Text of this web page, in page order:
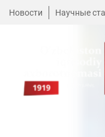
Новости Научные